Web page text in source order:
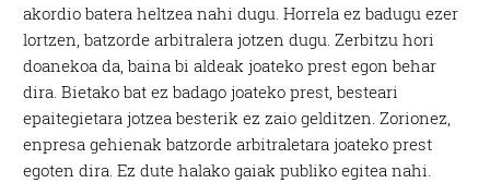
akordio batera heltzea nahi dugu. Horrela ez badugu ezer
lortzen, batzorde arbitralera jotzen dugu. Zerbitzu hori
doanekoa da, baina bi aldeak joateko prest egon behar
dira. Bietako bat ez badago joateko prest, besteari
epaitegietara jotzea besterik ez zaio gelditzen. Zorionez,
enpresa gehienak batzorde arbitraletara joateko prest
egoten dira. Ez dute halako gaiak publiko egitea nahi.